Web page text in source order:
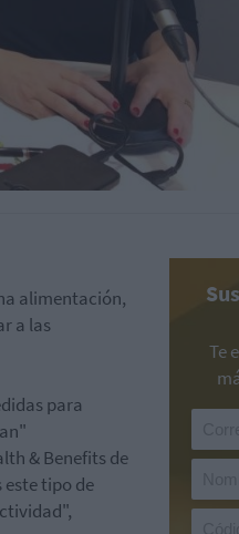
alimentación,
a las
para
& Benefits de
este tipo de
Te